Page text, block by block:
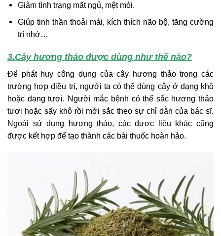
Giảm tình trạng mất ngủ, mệt mỏi.
Giúp tinh thần thoải mái, kích thích não bộ, tăng cường
trí nhớ…
3.Cây hương thảo được dùng như thế nào?
Để phát huy công dụng của cây hương thảo trong các
trường hợp điều trị, người ta có thể dùng cây ở dạng khô
hoặc dạng tươi. Người mắc bệnh có thể sắc hương thảo
tươi hoặc sấy khô rồi mới sắc theo sự chỉ dẫn của bác sĩ.
Ngoài sử dụng hương thảo, các dược liệu khác cũng
được kết hợp để tạo thành các bài thuốc hoàn hảo.